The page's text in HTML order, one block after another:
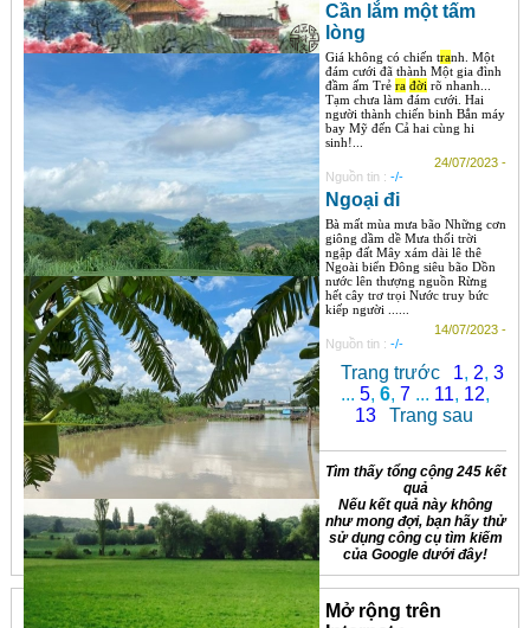
Cần lắm một tấm
lòng
Giá không có chiến tranh. Một
đám cưới đã thành Một gia đình
đầm ấm Trẻ ra đờirõ nhanh...
Tạm chưa làm đám cưới. Hai
người thành chiến binh Bắn máy
bay Mỹ đến Cả hai cùng hi
sinh!...
24/07/2023 -
Nguồn tin : -/-
Ngoại đi
Bà mất mùa mưa bão Những cơn
giông dầm dề Mưa thối trời
ngập đất Mây xám dài lê thê
Ngoài biển Đông siêu bão Dồn
nước lên thượng nguồn Rừng
hết cây trơ trọi Nước truy bức
kiếp người ......
14/07/2023 -
Nguồn tin : -/-
Trang trước 1, 2, 3
...5,6, 7 ... 11, 12,
13
Trang sau
Tìm thấy tổng cộng 245 kết
quả
Nếu kết quả này không
như mong đợi, bạn hãy thử
sử dụng công cụ tìm kiếm
của Google dưới đây!
Mở rộng trên